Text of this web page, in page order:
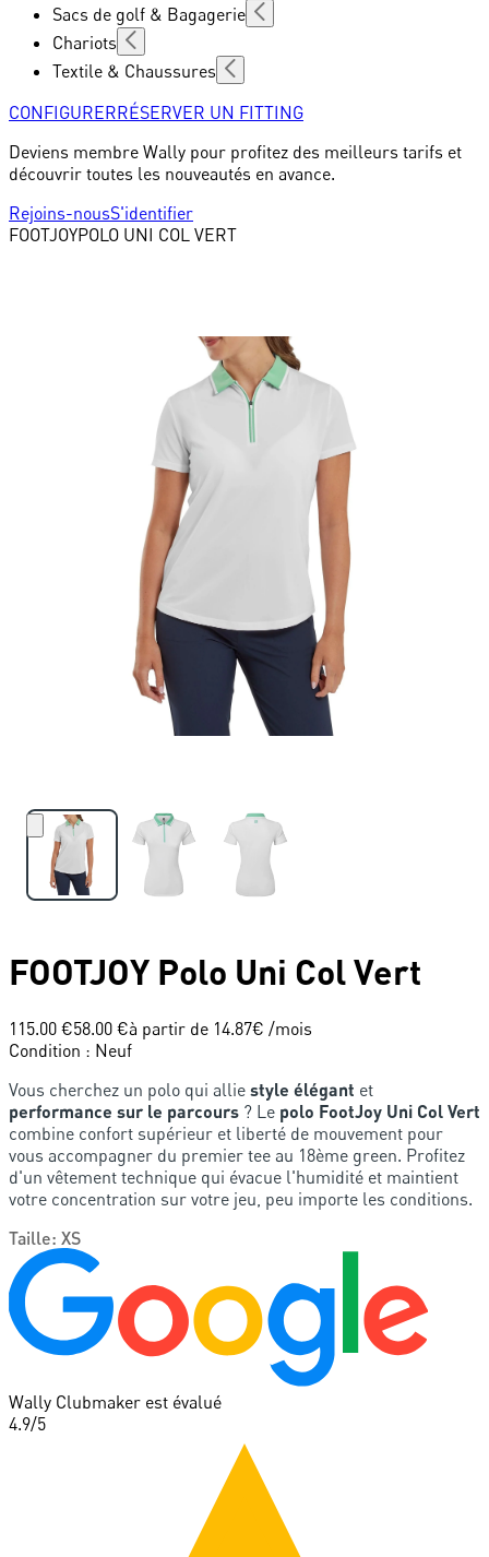
Sacs de golf & Bagagerie
Chariots
Textile & Chaussures
CONFIGURERRÉSERVER UN FITTING
Deviens membre Wally pour profitez des meilleurs tarifs et
découvrir toutes les nouveautés en avance.
Rejoins-nousS'identifier
FOOTJOYPOLO UNI COL VERT
FOOTJOY Polo Uni Col Vert
115.00 €58.00 €à partir de 14.87€ /mois
Condition : Neuf
Vous cherchez un polo qui allie style élégant et
performance sur le parcours ? Le polo FootJoy Uni Col Vert
combine confort supérieur et liberté de mouvement pour
vous accompagner du premier tee au 18ème green. Profitez
d'un vêtement technique qui évacue l'humidité et maintient
votre concentration sur votre jeu, peu importe les conditions.
Taille: XS
Wally Clubmaker est évalué
4.9/5